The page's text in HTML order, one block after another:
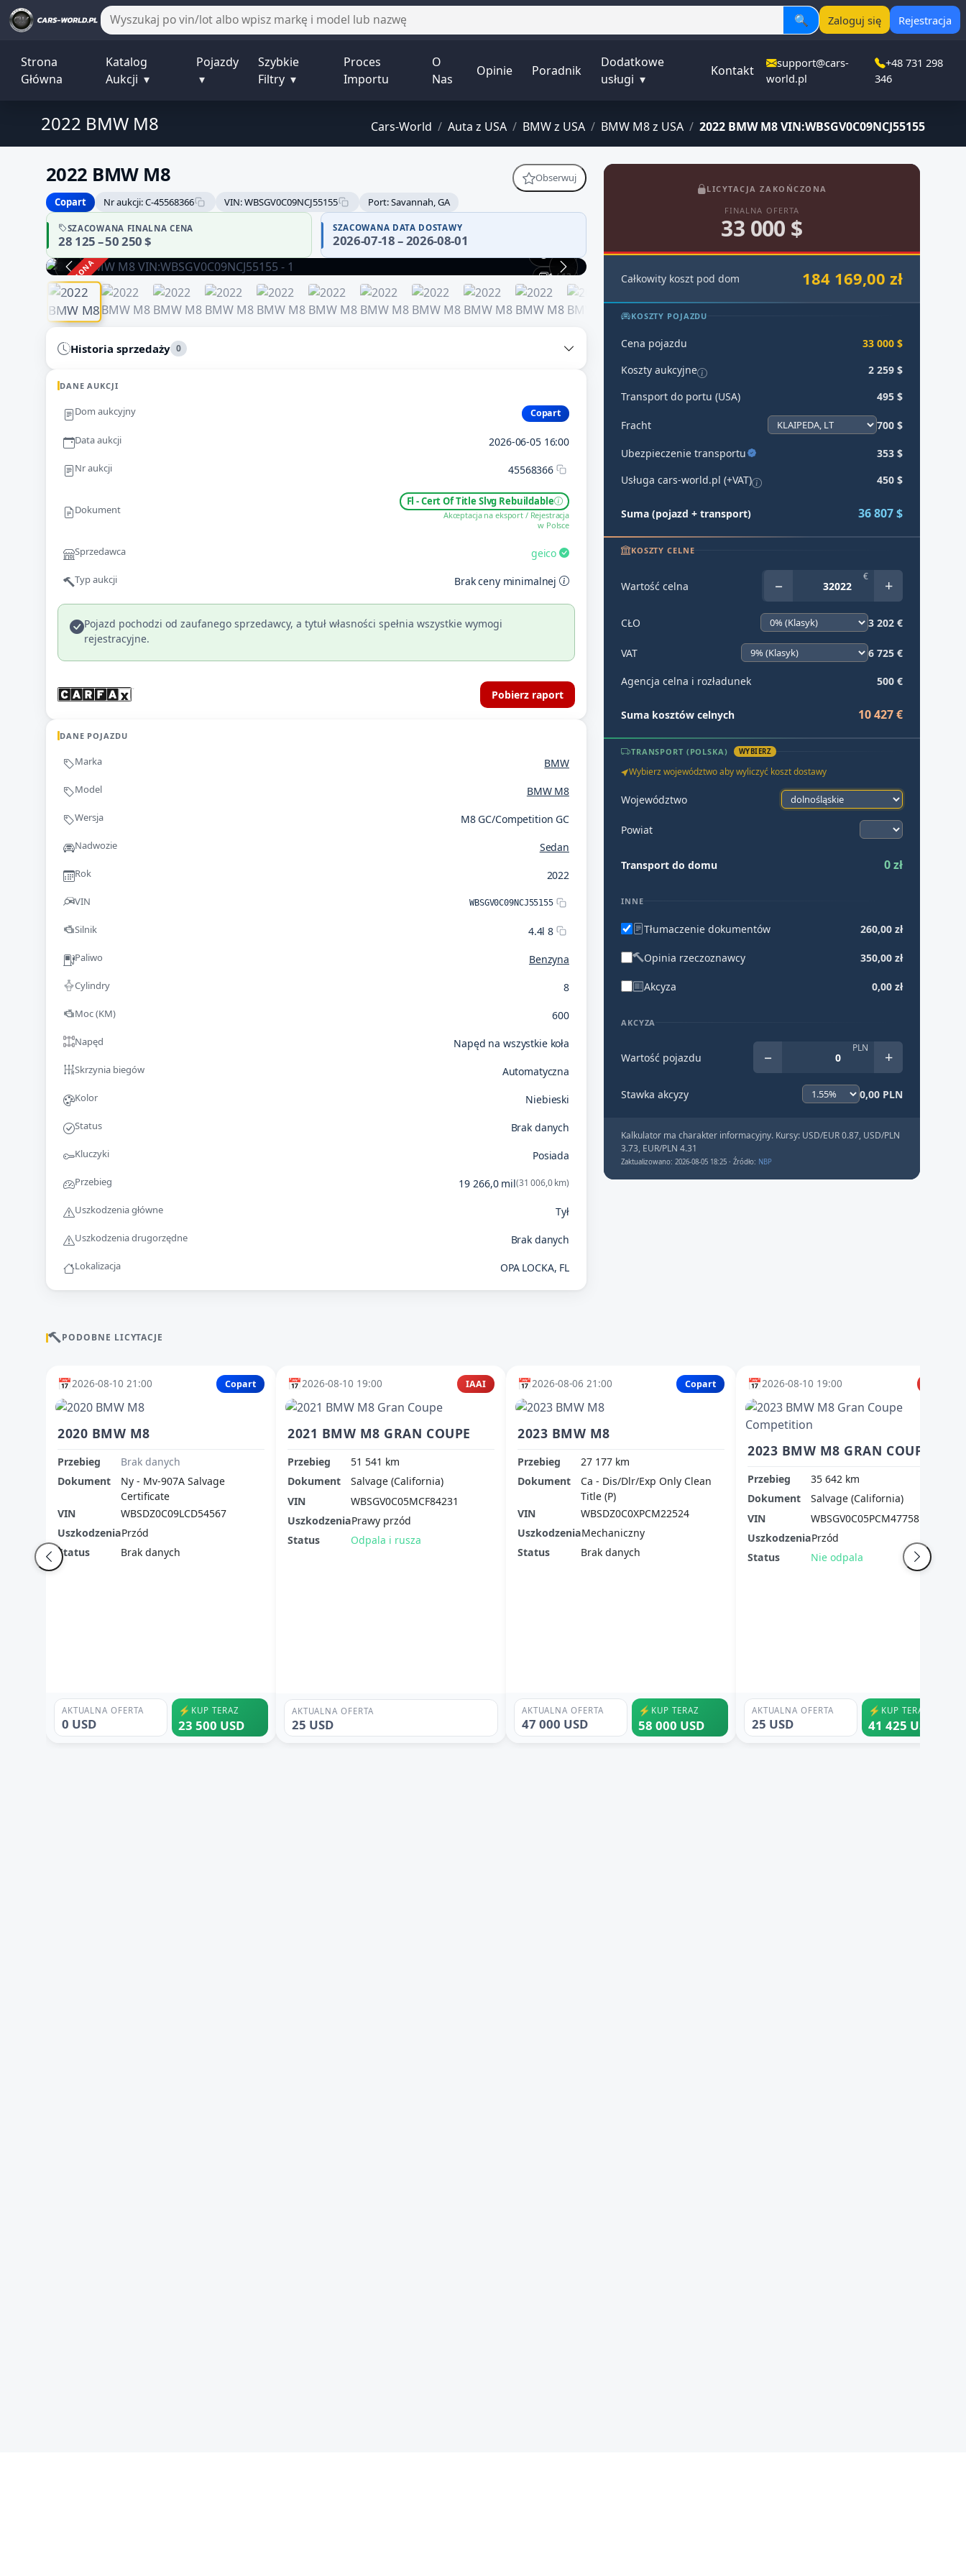
🔍 Zaloguj się Rejestracja
Strona
Główna
Katalog
Aukcji ▾
Pojazdy
▾
Szybkie
Filtry ▾
Proces
Importu
O
Nas
Opinie Poradnik
Dodatkowe
usługi ▾
Kontakt
support@cars-
world.pl
+48 731 298
346
Cars-World / Auta z USA / BMW z USA / BMW M8 z USA / 2022 BMW M8 VIN:WBSGV0C09NCJ55155
2022 BMW M8
2022 BMW M8
Obserwuj
Copart
Nr aukcji: C-45568366 VIN: WBSGV0C09NCJ55155 Port: Savannah, GA
SZACOWANA FINALNA CENA
28 125 – 50 250 $
SZACOWANA DATA DOSTAWY
2026-07-18 – 2026-08-01
ZAKOŃCZONA 1 / 13
360°
Historia sprzedaży 0
DANE AUKCJI
Dom aukcyjny Copart
Data aukcji 2026-06-05 16:00
Nr aukcji 45568366
Dokument
Fl - Cert Of Title Slvg Rebuildable
Akceptacja na eksport / Rejestracja
w Polsce
Sprzedawca geico
Typ aukcji Brak ceny minimalnej
Pojazd pochodzi od zaufanego sprzedawcy, a tytuł własności spełnia wszystkie wymogi
rejestracyjne.
Pobierz raport
DANE POJAZDU
Marka BMW
Model BMW M8
Wersja M8 GC/Competition GC
Nadwozie Sedan
Rok 2022
VIN WBSGV0C09NCJ55155
Silnik 4.4l 8
Paliwo Benzyna
Cylindry 8
Moc (KM) 600
Napęd Napęd na wszystkie koła
Skrzynia biegów Automatyczna
Kolor Niebieski
Status Brak danych
Kluczyki Posiada
Przebieg 19 266,0 mil(31 006,0 km)
Uszkodzenia główne Tył
Uszkodzenia drugorzędne Brak danych
Lokalizacja OPA LOCKA, FL
LICYTACJA ZAKOŃCZONA
FINALNA OFERTA
33 000 $
Całkowity koszt pod dom 184 169,00 zł
KOSZTY POJAZDU
Cena pojazdu
33 000 $
Koszty aukcyjne
2 259 $
Transport do portu (USA)
495 $
Fracht 700 $
Ubezpieczenie transportu
353 $
Usługa cars-world.pl (+VAT)
450 $
Suma (pojazd + transport) 36 807 $
KOSZTY CELNE
Wartość celna − € +
CŁO 3 202 €
VAT 6 725 €
Agencja celna i rozładunek 500 €
Suma kosztów celnych 10 427 €
TRANSPORT (POLSKA) WYBIERZ
Wybierz województwo aby wyliczyć koszt dostawy
Województwo
Powiat
Transport do domu 0 zł
INNE
Tłumaczenie dokumentów 260,00 zł
Opinia rzeczoznawcy 350,00 zł
Akcyza 0,00 zł
AKCYZA
Wartość pojazdu − PLN +
Stawka akcyzy 0,00 PLN
Kalkulator ma charakter informacyjny. Kursy: USD/EUR 0.87, USD/PLN
3.73, EUR/PLN 4.31
Zaktualizowano: 2026-08-05 18:25 · Źródło: NBP
PODOBNE LICYTACJE
📅2026-08-10 21:00 Copart
2020 BMW M8
Przebieg
Brak danych
Dokument
Ny - Mv-907A Salvage
Certificate
VIN
WBSDZ0C09LCD54567
UszkodzeniaPrzód
Status
Brak danych
AKTUALNA OFERTA
0 USD
⚡ KUP TERAZ
23 500 USD
📅2026-08-10 19:00 IAAI
2021 BMW M8 GRAN COUPE
Przebieg
51 541 km
Dokument
Salvage (California)
VIN
WBSGV0C05MCF84231
UszkodzeniaPrawy przód
Status
Odpala i rusza
AKTUALNA OFERTA
25 USD
📅2026-08-06 21:00 Copart
2023 BMW M8
Przebieg
27 177 km
Dokument
Ca - Dis/Dlr/Exp Only Clean
Title (P)
VIN
WBSDZ0C0XPCM22524
UszkodzeniaMechaniczny
Status
Brak danych
AKTUALNA OFERTA
47 000 USD
⚡ KUP TERAZ
58 000 USD
📅2026-08-10 19:00
Przebieg
35 642 km
Dokument
Salvage (California)
VIN
WBSGV0C05PCM47758
UszkodzeniaPrzód
Status
Nie odpala
AKTUALNA OFERTA
25 USD
⚡ KUP TERAZ
41 425 USD